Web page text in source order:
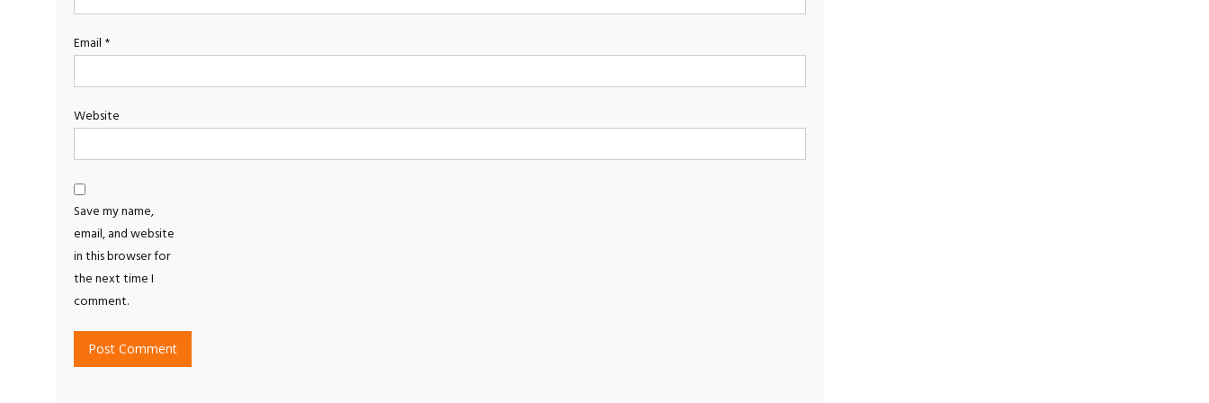
Email *
Website
Save my name,
email, and website
in this browser for
the next time I
comment.